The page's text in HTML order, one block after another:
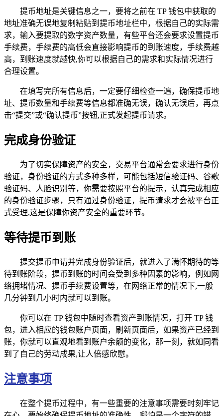
提币地址是关键信息之一，要将之前在 TP 钱包中获取的
地址准确无误地复制粘贴到提币地址栏中，根据自己的实际需
求，输入要提取的数字资产数量，有些平台还会要求设置提币
手续费，手续费的高低会直接影响提币的到账速度，手续费越
高，到账速度就越快,你可以根据自己的需求和实际情况进行
合理设置。
在填写完所有信息后，一定要仔细检查一遍，确保提币地
址、提币数量和手续费等信息都准确无误，确认无误后，再点
击“提交”或“确认提币”按钮,正式发起提币请求。
完成身份验证
为了切实保障资产的安全，交易平台通常会要求进行身份
验证，身份验证的方式多种多样，可能包括短信验证码、谷歌
验证码、人脸识别等，你需要按照平台的提示，认真完成相应
的身份验证步骤，只有通过身份验证，提币请求才会被平台正
式受理,这是保障你资产安全的重要环节。
等待提币到账
提交提币申请并完成身份验证后，就进入了满怀期待的等
待到账阶段，提币到账的时间会受到多种因素的影响，例如网
络拥堵情况、提币手续费设置等，在网络正常的情况下,一般
几分钟到几小时内就可以到账。
你可以在 TP 钱包中随时查看资产到账情况，打开 TP 钱
包，进入相应的钱包账户页面，刷新页面后，如果资产已经到
账，你就可以直观地看到账户余额的变化，那一刻，就如同看
到了自己的劳动成果,让人倍感欣慰。
注意事项
在整个提币过程中，有一些重要的注意事项需要时刻牢记